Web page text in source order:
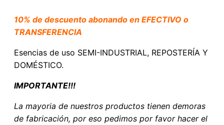
10% de descuento abonando en EFECTIVO o
TRANSFERENCIA
Esencias de uso SEMI-INDUSTRIAL, REPOSTERÍA Y
DOMÉSTICO.
IMPORTANTE!!!
La mayoria de nuestros productos tienen demoras
de fabricación, por eso pedimos por favor hacer el